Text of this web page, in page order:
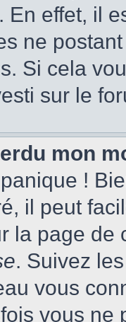
En effet, il
ne
Si cela
sur le
mon
!
il peut
la page
. Suivez
vous
vous ne